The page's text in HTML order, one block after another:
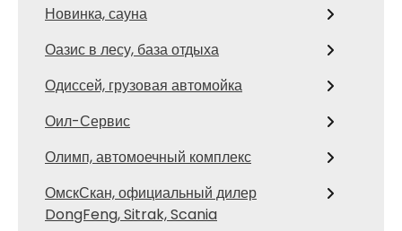
Новинка, сауна
Оазис в лесу, база отдыха
Одиссей, грузовая автомойка
Оил-Сервис
Олимп, автомоечный комплекс
ОмскСкан, официальный дилер
DongFeng, Sitrak, Scania